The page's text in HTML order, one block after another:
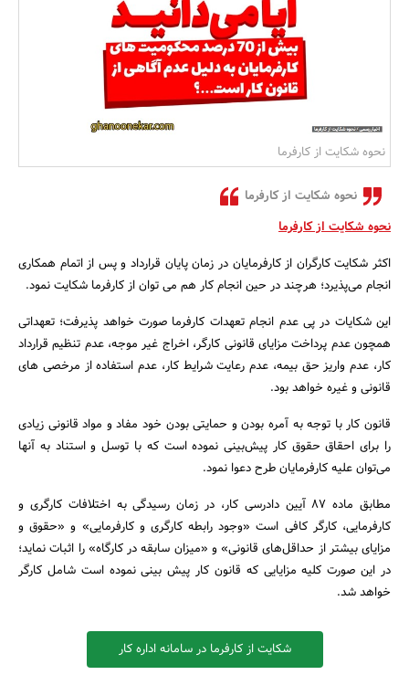
بانک، بیمه و سرمایه
مسکن و ساختمان
نحوه شکایت از کارفرما
نحوه شکایت از کارفرما
نحوه شکایت از کارفرما
اکثر شکایت کارگران از کارفرمایان در زمان پایان قرارداد و پس از اتمام همکاری
انجام می‌پذیرد؛ هرچند در حین انجام کار هم می توان از کارفرما شکایت نمود.
این شکایات در پی عدم انجام تعهدات کارفرما صورت خواهد پذیرفت؛ تعهداتی
همچون عدم پرداخت مزایای قانونی کارگر، اخراج غیر موجه، عدم تنظیم قرارداد
کار، عدم واریز حق بیمه، عدم رعایت شرایط کار، عدم استفاده از مرخصی های
قانونی و غیره خواهد بود.
قانون کار با توجه به آمره بودن و حمایتی بودن خود مفاد و مواد قانونی زیادی
را برای احقاق حقوق کار پیش‌بینی نموده است که با توسل و استناد به آنها
می‌توان علیه کارفرمایان طرح دعوا نمود.
مطابق ماده ۸۷ آیین دادرسی کار، در زمان رسیدگی به اختلافات کارگری و
کارفرمایی، کارگر کافی است «وجود رابطه کارگری و کارفرمایی» و «حقوق و
مزایای بیشتر از حداقل‌های قانونی» و «میزان سابقه در کارگاه» را اثبات نماید؛
در این صورت کلیه مزایایی که قانون کار پیش بینی نموده است شامل کارگر
خواهد شد.
شکایت از کارفرما در سامانه اداره کار